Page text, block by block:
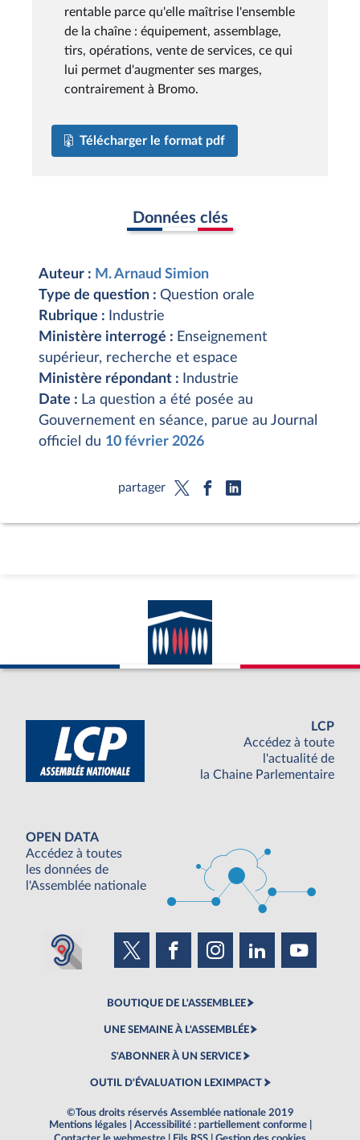
rentable parce qu'elle maîtrise l'ensemble
de la chaîne : équipement, assemblage,
tirs, opérations, vente de services, ce qui
lui permet d'augmenter ses marges,
contrairement à Bromo.
Télécharger le format pdf
Données clés
Auteur : M. Arnaud Simion
Type de question : Question orale
Rubrique :
Industrie
Ministère interrogé : Enseignement
supérieur, recherche et espace
Ministère répondant :
Industrie
Date : La question a été posée au
Gouvernement en séance, parue au Journal
officiel du 10 février 2026
partager
LCP
Accédez à toute
l'actualité de
la Chaine Parlementaire
OPEN DATA
Accédez à toutes
les données de
l'Assemblée nationale
BOUTIQUE DE L'ASSEMBLEE
UNE SEMAINE À L'ASSEMBLÉE
S'ABONNER À UN SERVICE
OUTIL D'ÉVALUATION LEXIMPACT
©Tous droits réservés Assemblée nationale 2019
Mentions légales
Accessibilité : partiellement conforme